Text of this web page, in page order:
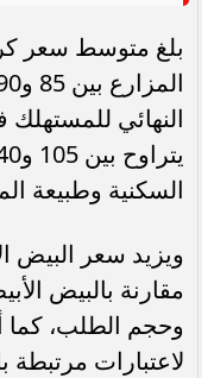
بلغ متوسط سعر
النهائي
السكنية وطبيعة
ويزيد سعر البيض
مقارنة بالبيض
وحجم الطلب، كما
لاعتبارات مرتبطة